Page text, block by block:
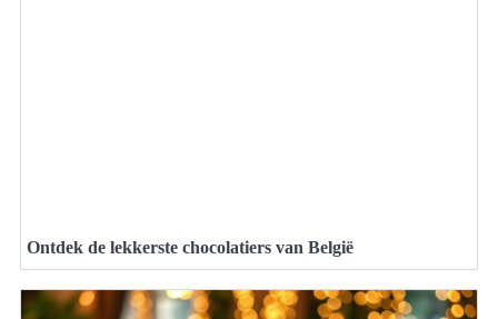
Ontdek de lekkerste chocolatiers van België